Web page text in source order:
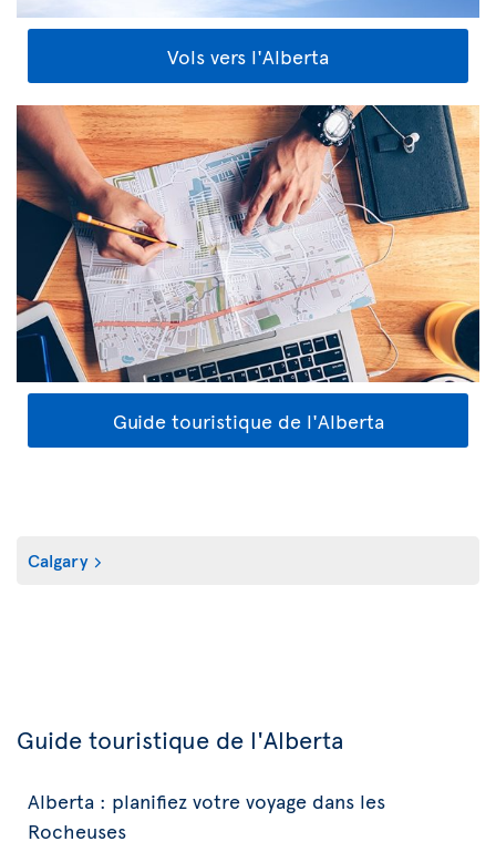
Vols vers l'Alberta
Guide touristique de l'Alberta
Calgary
Guide touristique de l'Alberta
Alberta : planifiez votre voyage dans les
Rocheuses